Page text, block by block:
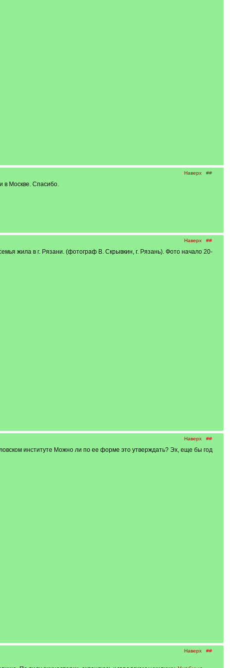
Наверх ##
в Москве. Спасибо.
Наверх ##
жила в г. Рязани. (фотограф В. Скрывкин, г. Рязань). Фото начало 20-
Наверх ##
институте Можно ли по ее форме это утверждать? Эх, еще бы год
Наверх ##